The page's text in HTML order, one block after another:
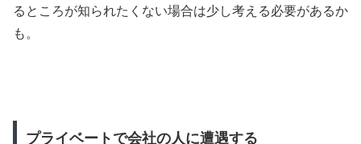
るところが知られたくない場合は少し考える必要があるか
も。
プライベートで会社の人に遭遇する